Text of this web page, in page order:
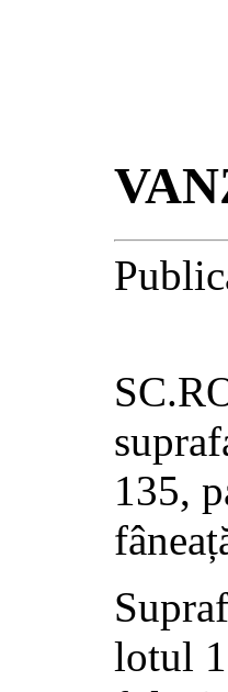
135,
lotul